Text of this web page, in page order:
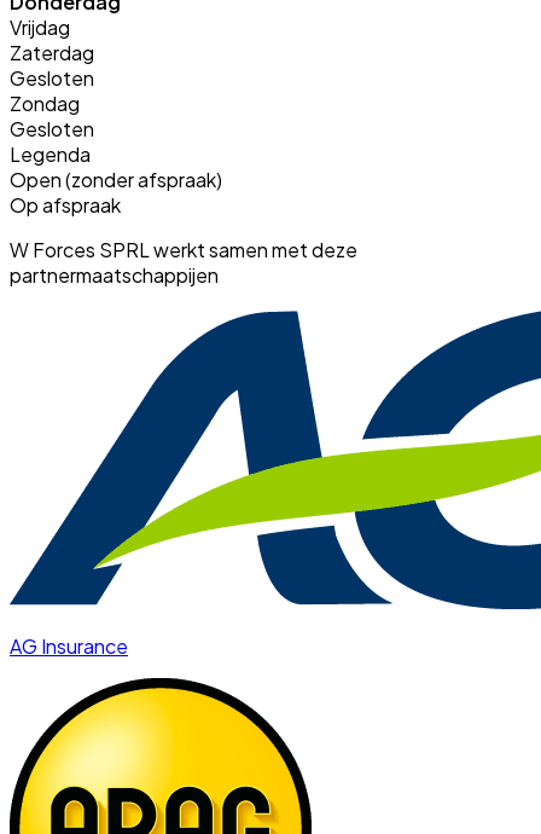
Vrijdag
Zaterdag
Gesloten
Zondag
Gesloten
Legenda
Open (zonder afspraak)
Op afspraak
W Forces SPRL werkt samen met deze
partnermaatschappijen
AG Insurance